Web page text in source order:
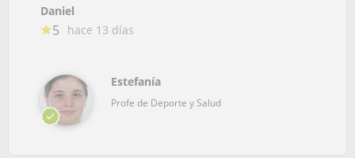
Daniel
5 hace 13 días
Estefanía
Profe de Deporte y Salud